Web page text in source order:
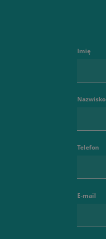
Imię
Nazwisko
Telefon
E-mail